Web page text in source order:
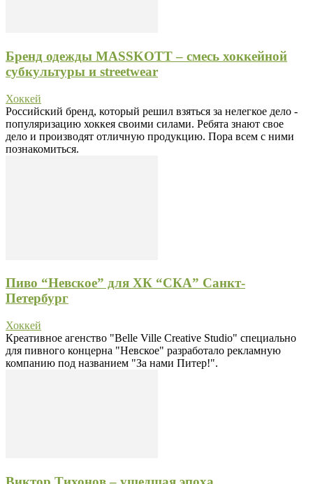
Бренд одежды MASSKOTT – смесь хоккейной
субкультуры и streetwear
Хоккей
Российский бренд, который решил взяться за нелегкое дело -
популяризацию хоккея своими силами. Ребята знают свое
дело и производят отличную продукцию. Пора всем с ними
познакомиться.
Пиво “Невское” для ХК “СКА” Санкт-
Петербург
Хоккей
Креативное агенство "Belle Ville Creative Studio" специально
для пивного концерна "Невское" разработало рекламную
компанию под названием "За нами Питер!".